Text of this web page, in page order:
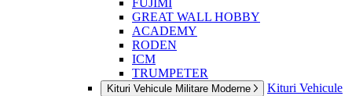
FUJIMI
GREAT WALL HOBBY
ACADEMY
RODEN
ICM
TRUMPETER
Kituri Vehicule Militare Moderne
Kituri Vehicule